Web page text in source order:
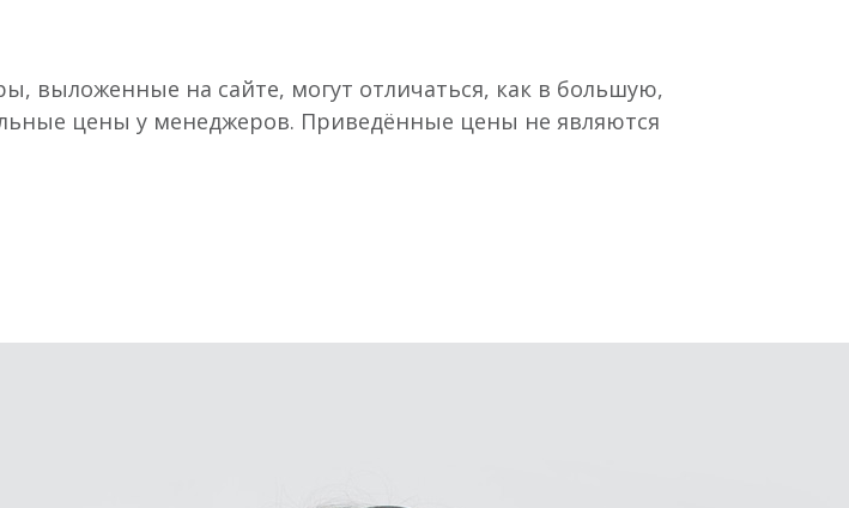
выложенные на сайте, могут отличаться, как в большую,
цены у менеджеров. Приведённые цены не являются